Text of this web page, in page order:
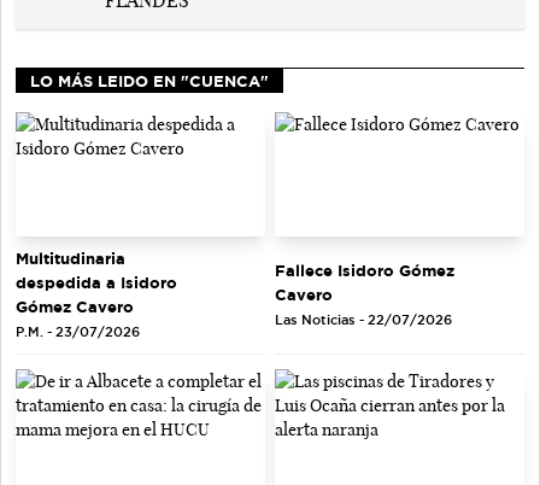
LO MÁS LEIDO EN "CUENCA"
Multitudinaria
despedida a Isidoro
Gómez Cavero
P.M. - 23/07/2026
Fallece Isidoro Gómez
Cavero
Las Noticias - 22/07/2026